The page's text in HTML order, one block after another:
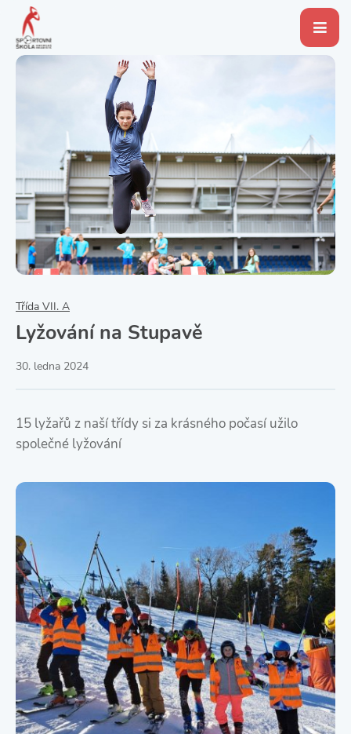
Třída VII. A
Lyžování na Stupavě
30. ledna 2024
15 lyžařů z naší třídy si za krásného počasí užilo
společné lyžování